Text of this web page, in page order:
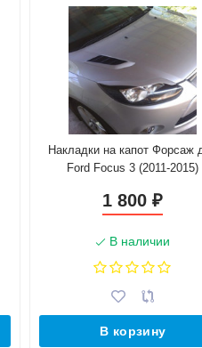
Накладки на капот Форсаж
Ford Focus 3 (2011-2015)
1 800₽
В наличии
В корзину